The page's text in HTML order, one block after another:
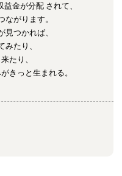
益金が分配 されて、
ながります。
つかれば、
みたり、
たり、
きっと生まれる。